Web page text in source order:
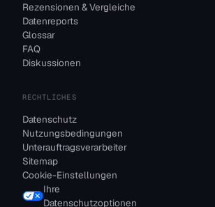
Rezensionen & Vergleiche
Datenreports
Glossar
FAQ
Diskussionen
RECHTLICHES
Datenschutz
Nutzungsbedingungen
Unterauftragsverarbeiter
Sitemap
Cookie-Einstellungen
Ihre
Datenschutzoptionen